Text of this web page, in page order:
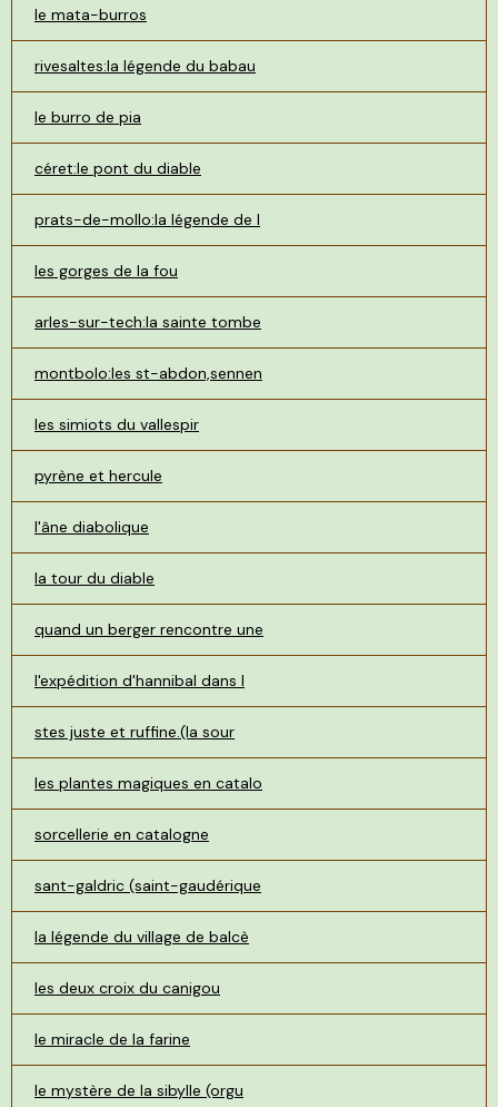
le mata-burros
rivesaltes:la légende du babau
le burro de pia
céret:le pont du diable
prats-de-mollo:la légende de l
les gorges de la fou
arles-sur-tech:la sainte tombe
montbolo:les st-abdon,sennen
les simiots du vallespir
pyrène et hercule
l'âne diabolique
la tour du diable
quand un berger rencontre une
l'expédition d'hannibal dans l
stes juste et ruffine.(la sour
les plantes magiques en catalo
sorcellerie en catalogne
sant-galdric (saint-gaudérique
la légende du village de balcè
les deux croix du canigou
le miracle de la farine
le mystère de la sibylle (orgu